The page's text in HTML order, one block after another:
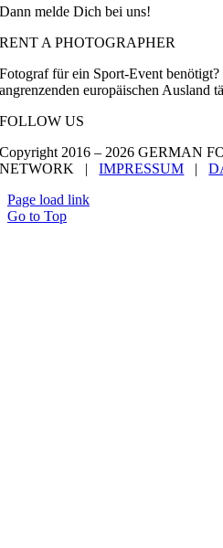
Dann melde Dich bei uns!
RENT A PHOTOGRAPHER
Fotograf für ein Sport-Event
angrenzenden europäischen Ausland
FOLLOW US
Copyright 2016 – 2026 GERMAN
NETWORK |IMPRESSUM |
Page load link
Go to Top